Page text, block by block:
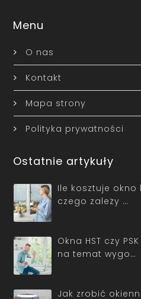
Menu
O nas
Kontakt
Mapa strony
Polityka prywatności
Ostatnie artykuły
Ile kosztuje okno
czego zależy …
Okna HST czy
na temat wygo…
Jak zrobić